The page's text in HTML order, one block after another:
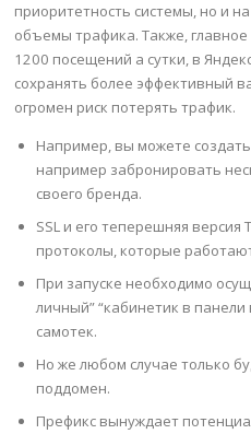
приоритетность системы, но и
объемы трафика. Также,
1200 посещений а сутки, в
сохранять более эффективный
огромен риск потерять трафик.
Например, вы можете
например забронировать
своего бренда.
SSL и его теперешняя версия
протоколы, которые
При запуске необходимо
личный” “кабинетик в
самотек.
Но же любом случае только
поддомен.
Префикс вынуждает